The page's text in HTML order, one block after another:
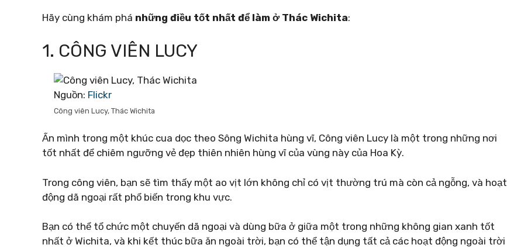
Hãy cùng khám phá những điều tốt nhất để làm ở Thác Wichita:
1. CÔNG VIÊN LUCY
Nguồn: Flickr
Công viên Lucy, Thác Wichita
Ẩn mình trong một khúc cua dọc theo Sông Wichita hùng vĩ, Công viên Lucy là một trong những nơi
tốt nhất để chiêm ngưỡng vẻ đẹp thiên nhiên hùng vĩ của vùng này của Hoa Kỳ.
Trong công viên, bạn sẽ tìm thấy một ao vịt lớn không chỉ có vịt thường trú mà còn cả ngỗng, và hoạt
động dã ngoại rất phổ biến trong khu vực.
Bạn có thể tổ chức một chuyến dã ngoại và dùng bữa ở giữa một trong những không gian xanh tốt
nhất ở Wichita, và khi kết thúc bữa ăn ngoài trời, bạn có thể tận dụng tất cả các hoạt động ngoài trời